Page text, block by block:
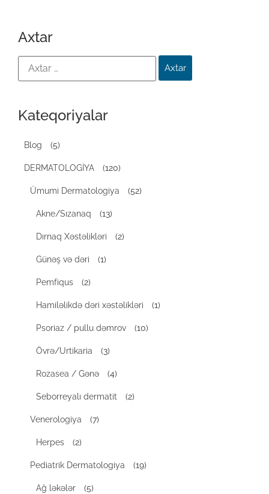
Axtar
Kateqoriyalar
Blog (5)
DERMATOLOGİYA (120)
Ümumi Dermatologiya (52)
Akne/Sızanaq (13)
Dırnaq Xəstəlikləri (2)
Günəş və dəri (1)
Pemfiqus (2)
Hamiləlikdə dəri xəstəlikləri (1)
Psoriaz / pullu dəmrov (10)
Övrə/Urtikaria (3)
Rozasea / Gənə (4)
Seborreyalı dermatit (2)
Venerologiya (7)
Herpes (2)
Pediatrik Dermatologiya (19)
Ağ ləkələr (5)